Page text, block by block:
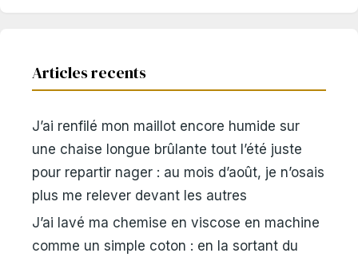
Articles recents
J’ai renfilé mon maillot encore humide sur
une chaise longue brûlante tout l’été juste
pour repartir nager : au mois d’août, je n’osais
plus me relever devant les autres
J’ai lavé ma chemise en viscose en machine
comme un simple coton : en la sortant du